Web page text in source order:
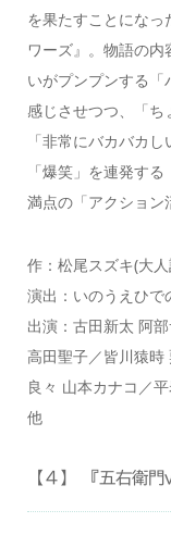
を果たすことになっ
ワーズ』。物語の
いがプンプンする
感じさせつつ、「ち
「非常にバカバカ
「爆笑」を連発す
満点の「アクション
作：松尾スズキ(大
演出：いのうえひ
出演：古田新太 阿
高田聖子／皆川猿時
良々 山本カナコ／
他
【４】 『五右